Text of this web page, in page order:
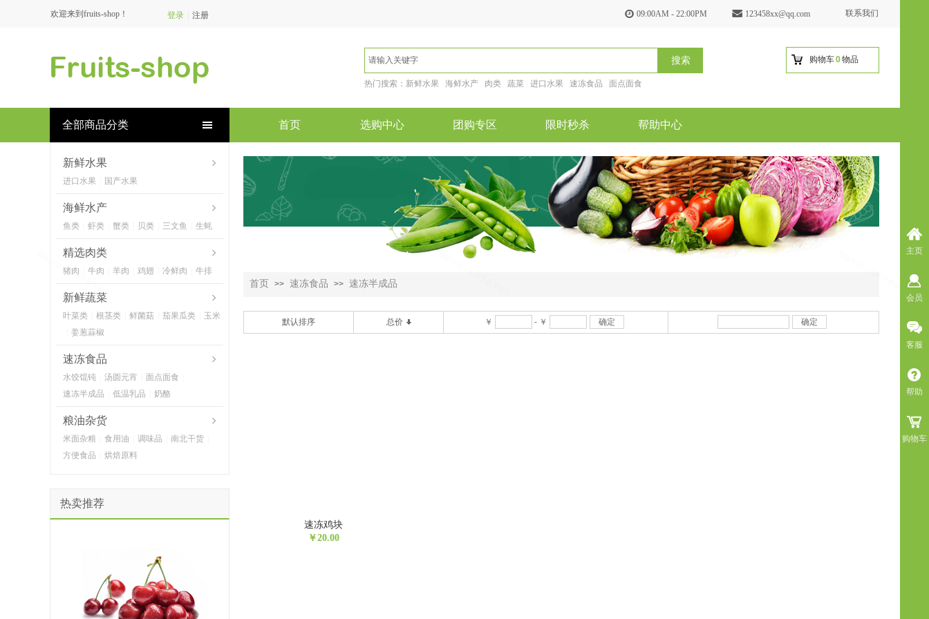
欢迎来到fruits-shop！ 登录 注册 联系我们
123458xx@qq.com
09:00AM - 22:00PM
购物车0物品
搜索
热门搜索：新鲜水果 海鲜水产 肉类 蔬菜 进口水果 速冻食品 面点面食
首页 选购中心 团购专区 限时秒杀 帮助中心
全部商品分类
新鲜水果
进口水果 国产水果
海鲜水产
鱼类 虾类 蟹类 贝类 三文鱼 生蚝
精选肉类
猪肉 牛肉 羊肉 鸡翅 冷鲜肉 牛排
新鲜蔬菜
叶菜类 根茎类 鲜菌菇 茄果瓜类
玉米
姜葱蒜椒
速冻食品
水饺馄钝 汤圆元宵 面点面食
速冻半成品
低温乳品 奶酪
粮油杂货
米面杂粮 食用油 调味品 南北干货
方便食品
烘焙原料
首页 >> 速冻食品 >> 速冻半成品
默认排序 总价 ￥ - ￥ 确定 确定
速冻鸡块
￥20.00
热卖推荐
主页
会员
客服
帮助
购物车